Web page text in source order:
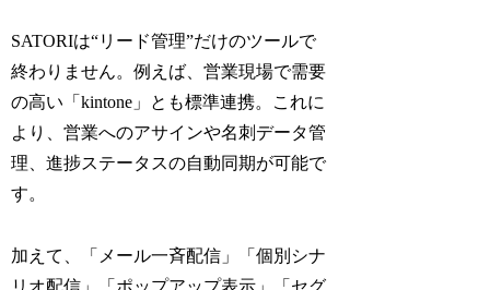
SATORIは“リード管理”だけのツールで
終わりません。例えば、営業現場で需要
の高い「kintone」とも標準連携。これに
より、営業へのアサインや名刺データ管
理、進捗ステータスの自動同期が可能で
す。
加えて、「メール一斉配信」「個別シナ
リオ配信」「ポップアップ表示」「セグ